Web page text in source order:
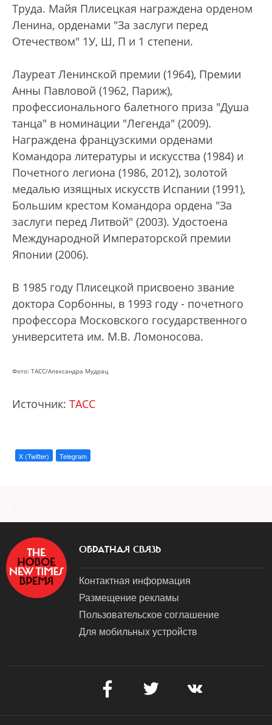
Труда. Майя Плисецкая награждена орденом
Ленина, орденами "За заслуги перед
Отечеством" 1У, Ш, П и 1 степени.
Лауреат Ленинской премии (1964), Премии
Анны Павловой (1962, Париж),
профессионального балетного приза "Душа
танца" в номинации "Легенда" (2009).
Награждена французскими орденами
Командора литературы и искусства (1984) и
Почетного легиона (1986, 2012), золотой
медалью изящных искусств Испании (1991),
Большим крестом Командора ордена "За
заслуги перед Литвой" (2003). Удостоена
Международной Императорской премии
Японии (2006).
В 1985 году Плисецкой присвоено звание
доктора Сорбонны, в 1993 году - почетного
профессора Московского государственного
университета им. М.В. Ломоносова.
Фото: ТАСС/Александра Мудрац
Источник: ТАСС
X (Twitter) Telegram
ОБРАТНАЯ СВЯЗЬ
Контактная информация
Размещение рекламы
Пользовательское соглашение
Для мобильных устройств